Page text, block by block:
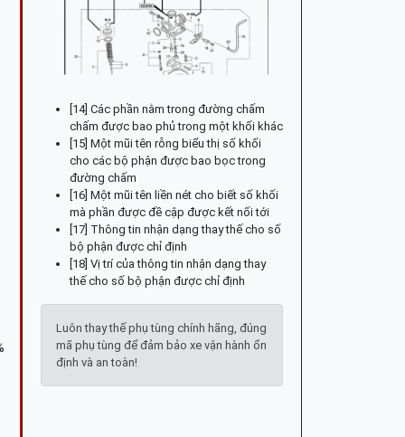
[14] Các phần nằm trong đường chấm
chấm được bao phủ trong một khối khác
[15] Một mũi tên rỗng biểu thị số khối
cho các bộ phận được bao bọc trong
đường chấm
[16] Một mũi tên liền nét cho biết số khối
mà phần được đề cập được kết nối tới
[17] Thông tin nhận dạng thay thế cho số
bộ phận được chỉ định
[18] Vị trí của thông tin nhận dạng thay
thế cho số bộ phận được chỉ định
Luôn thay thế phụ tùng chính hãng, đúng
mã phụ tùng để đảm bảo xe vận hành ổn
định và an toàn!